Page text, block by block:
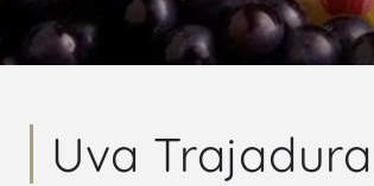
Uva Trajadura